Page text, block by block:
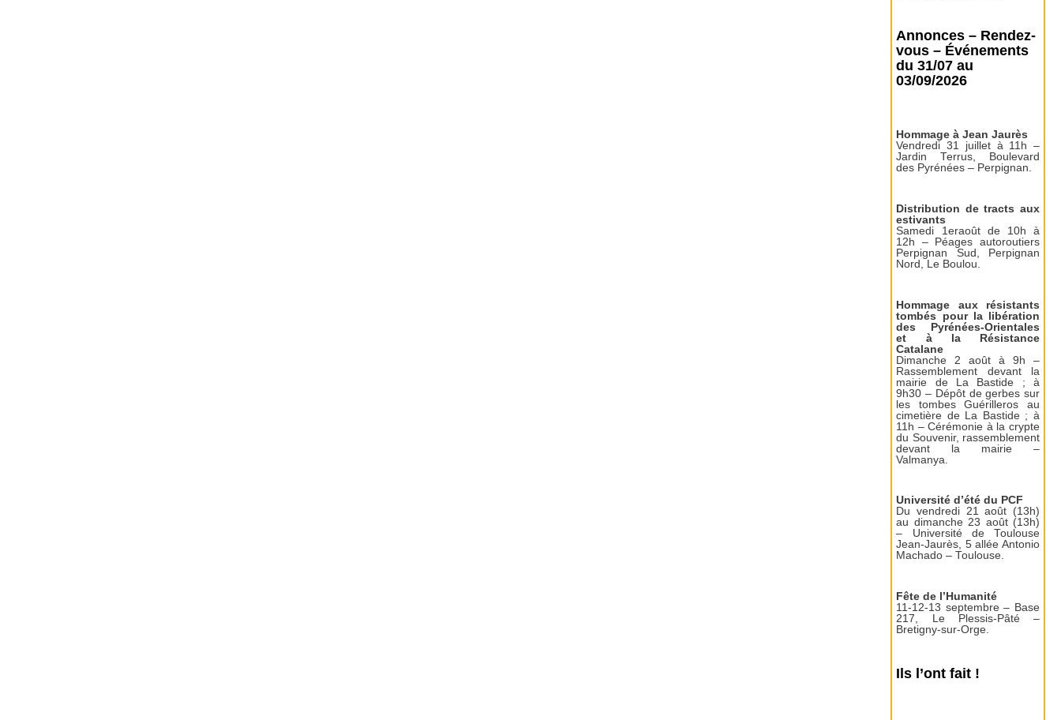
Annonces – Rendez-
vous – Événements
du 31/07 au
03/09/2026
Hommage à Jean Jaurès
Vendredi 31 juillet à 11h –
Jardin Terrus, Boulevard
des Pyrénées – Perpignan.
Distribution de tracts aux
estivants
Samedi 1eraoût de 10h à
12h – Péages autoroutiers
Perpignan Sud, Perpignan
Nord, Le Boulou.
Hommage aux résistants
tombés pour la libération
des Pyrénées-Orientales
et à la Résistance
Catalane
Dimanche 2 août à 9h –
Rassemblement devant la
mairie de La Bastide ; à
9h30 – Dépôt de gerbes sur
les tombes Guérilleros au
cimetière de La Bastide ; à
11h – Cérémonie à la crypte
du Souvenir, rassemblement
devant la mairie –
Valmanya.
Université d’été du PCF
Du vendredi 21 août (13h)
au dimanche 23 août (13h)
– Université de Toulouse
Jean-Jaurès, 5 allée Antonio
Machado – Toulouse.
Fête de l’Humanité
11-12-13 septembre – Base
217, Le Plessis-Pâté –
Bretigny-sur-Orge.
Ils l’ont fait !